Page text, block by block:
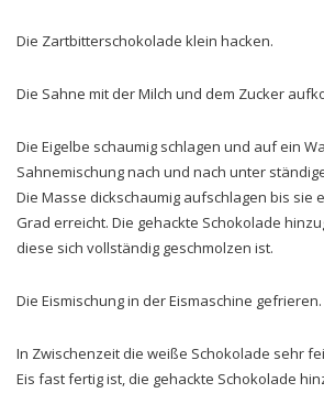
Die Zartbitterschokolade klein hacken.
Die Sahne mit der Milch und dem Zucker
Die Eigelbe schaumig schlagen und auf ein
Sahnemischung nach und nach unter
Die Masse dickschaumig aufschlagen bis sie
Grad erreicht. Die gehackte Schokolade
diese sich vollständig geschmolzen ist.
Die Eismischung in der Eismaschine gefrieren.
In Zwischenzeit die weiße Schokolade sehr
Eis fast fertig ist, die gehackte Schokolade